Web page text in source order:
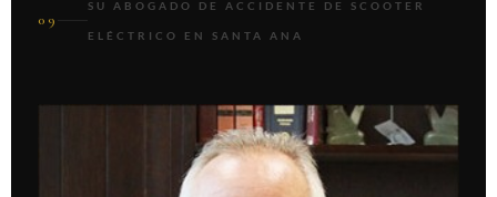
09
SU ABOGADO DE ACCIDENTE DE SCOOTER
ELÉCTRICO EN SANTA ANA